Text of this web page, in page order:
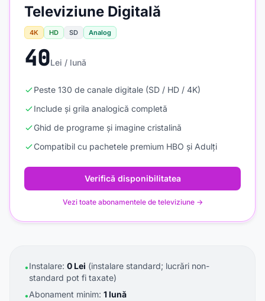
Televiziune Digitală
4K HD SD Analog
40Lei / lună
Peste 130 de canale digitale (SD / HD / 4K)
Include și grila analogică completă
Ghid de programe și imagine cristalină
Compatibil cu pachetele premium HBO și Adulți
Verifică disponibilitatea
Vezi toate abonamentele de televiziune →
•Instalare: 0 Lei (instalare standard; lucrări non-
standard pot fi taxate)
•Abonament minim: 1 lună